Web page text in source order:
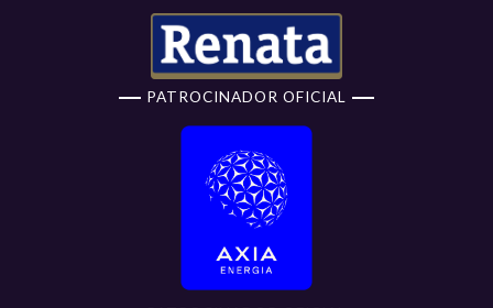
PATROCINADOR OFICIAL